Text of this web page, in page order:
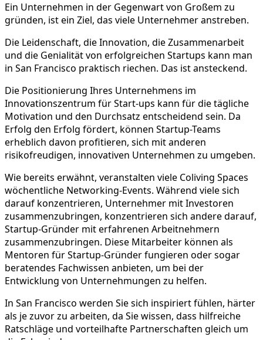
Ein Unternehmen in der Gegenwart von Großem zu
gründen, ist ein Ziel, das viele Unternehmer anstreben.
Die Leidenschaft, die Innovation, die Zusammenarbeit
und die Genialität von erfolgreichen Startups kann man
in San Francisco praktisch riechen. Das ist ansteckend.
Die Positionierung Ihres Unternehmens im
Innovationszentrum für Start-ups kann für die tägliche
Motivation und den Durchsatz entscheidend sein. Da
Erfolg den Erfolg fördert, können Startup-Teams
erheblich davon profitieren, sich mit anderen
risikofreudigen, innovativen Unternehmen zu umgeben.
Wie bereits erwähnt, veranstalten viele Coliving Spaces
wöchentliche Networking-Events. Während viele sich
darauf konzentrieren, Unternehmer mit Investoren
zusammenzubringen, konzentrieren sich andere darauf,
Startup-Gründer mit erfahrenen Arbeitnehmern
zusammenzubringen. Diese Mitarbeiter können als
Mentoren für Startup-Gründer fungieren oder sogar
beratendes Fachwissen anbieten, um bei der
Entwicklung von Unternehmungen zu helfen.
In San Francisco werden Sie sich inspiriert fühlen, härter
als je zuvor zu arbeiten, da Sie wissen, dass hilfreiche
Ratschläge und vorteilhafte Partnerschaften gleich um